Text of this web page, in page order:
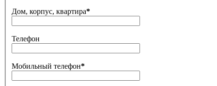
Дом, корпус, квартира*
Телефон
Мобильный телефон*